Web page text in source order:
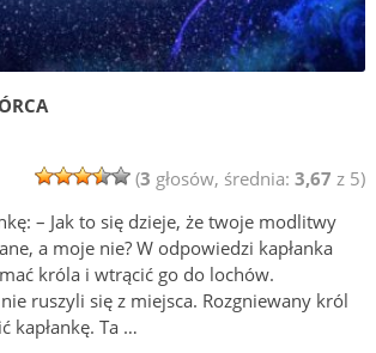
(3 głosów, średnia: 3,67 z 5)
– Jak to się dzieje, że twoje modlitwy
a moje nie? W odpowiedzi kapłanka
króla i wtrącić go do lochów.
ruszyli się z miejsca. Rozgniewany król
kapłankę. Ta …